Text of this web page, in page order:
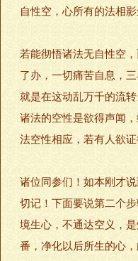
自性空，心所有的法相
若能彻悟诸法无自性空
了办，一切痛苦自息，
就是在这动乱万千的流
诸法的空性是欲得声闻
法空性相应，若有人欲
诸位同参们！如本刚才
切记！下面要说第二个
境生心，不通达空义，
番，净化以后所生的心